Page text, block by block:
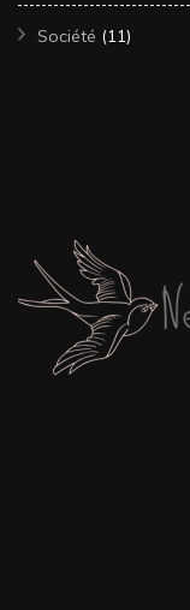
Société (11)